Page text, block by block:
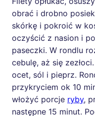
obrać i drobno
skórkę i pokroić w
oczyścić z nasion i
paseczki. W rondlu
cebulę, aż się
ocet, sól i pieprz.
przykryciem ok 10
włożyć porcje ryby,
następne 15 minut.